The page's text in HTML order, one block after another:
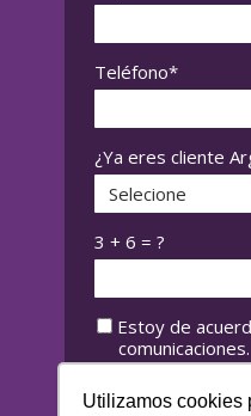
Utilizamos cookies
Teléfono*
¿Ya eres cliente
3 + 6 = ?
Estoy de
comunicaciones.
Al informar mis